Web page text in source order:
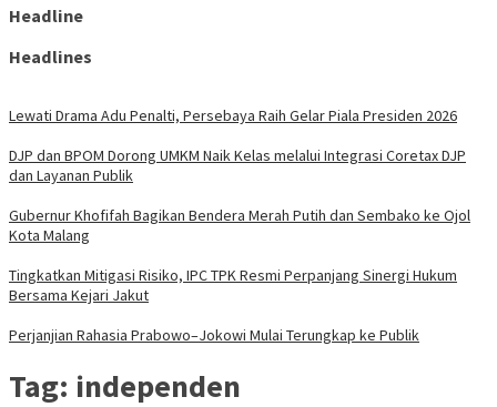
Headline
Headlines
Lewati Drama Adu Penalti, Persebaya Raih Gelar Piala Presiden 2026
DJP dan BPOM Dorong UMKM Naik Kelas melalui Integrasi Coretax DJP
dan Layanan Publik
Gubernur Khofifah Bagikan Bendera Merah Putih dan Sembako ke Ojol
Kota Malang
Tingkatkan Mitigasi Risiko, IPC TPK Resmi Perpanjang Sinergi Hukum
Bersama Kejari Jakut
Perjanjian Rahasia Prabowo–Jokowi Mulai Terungkap ke Publik
Tag: independen